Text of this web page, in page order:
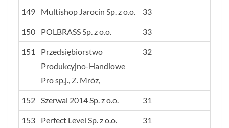
149 Multishop Jarocin Sp. z o.o. 33
150 POLBRASS Sp. z o.o. 33
151
Przedsiębiorstwo
Produkcyjno-Handlowe
Pro sp.j., Z. Mróz,
32
152 Szerwal 2014 Sp. z o.o. 31
153 Perfect Level Sp. z o.o. 31